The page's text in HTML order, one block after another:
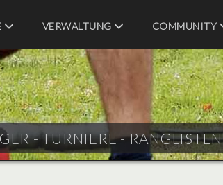
VERWALTUNG COMMUNITY
- TURNIERE - RANGLISTEN